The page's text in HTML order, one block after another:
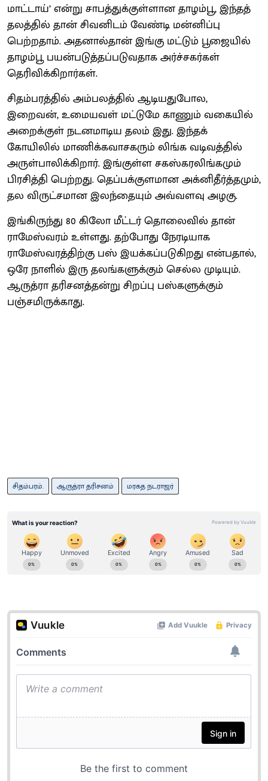
மாட்டாய்’ என்று சாபத்துக்குள்ளான தாழம்பூ, இந்தத்
தலத்தில் தான் சிவனிடம் வேண்டி மன்னிப்பு
பெற்றதாம். அதனால்தான் இங்கு மட்டும் பூஜையில்
தாழம்பூ பயன்படுத்தப்படுவதாக அர்ச்சகர்கள்
தெரிவிக்கிறார்கள்.
சிதம்பரத்தில் அம்பலத்தில் ஆடியதுபோல,
இறைவன், உமையவள் மட்டுமே காணும் வகையில்
அறைக்குள் நடனமாடிய தலம் இது. இந்தக்
கோயிலில் மாணிக்கவாசகரும் லிங்க வடிவத்தில்
அருள்பாலிக்கிறார். இங்குள்ள சகஸ்கரலிங்கமும்
பிரசித்தி பெற்றது. தெப்பக்குளமான அக்னிதீர்த்தமும்,
தல விருட்சமான இலந்தையும் அவ்வளவு அழகு.
இங்கிருந்து 80 கிலோ மீட்டர் தொலைவில் தான்
ராமேஸ்வரம் உள்ளது. தற்போது நேரடியாக
ராமேஸ்வரத்திற்கு பஸ் இயக்கப்படுகிறது என்பதால்,
ஒரே நாளில் இரு தலங்களுக்கும் செல்ல முடியும்.
ஆருத்ரா தரிசனத்தன்று சிறப்பு பஸ்களுக்கும்
பஞ்சமிருக்காது.
சிதம்பரம். ஆருத்ரா தரிசனம் மரகத நடராஜர்